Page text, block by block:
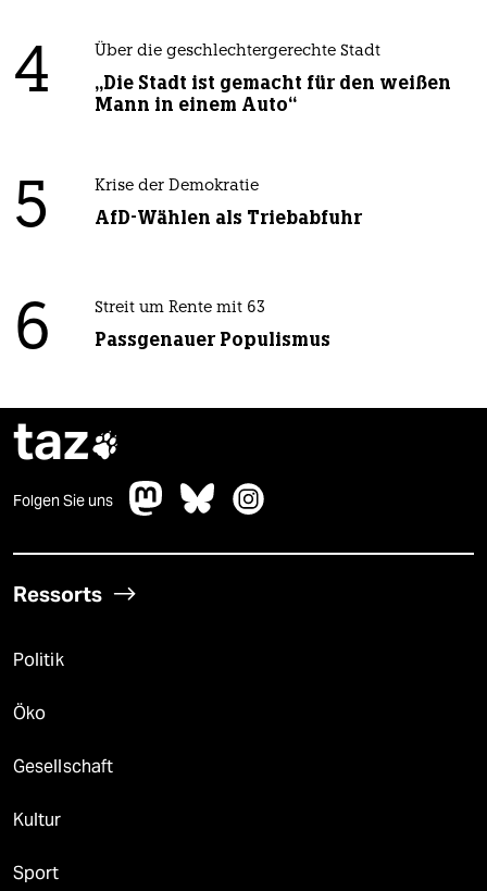
4 Über die geschlechtergerechte Stadt
„Die Stadt ist gemacht für den weißen
Mann in einem Auto“
5 Krise der Demokratie
AfD-Wählen als Triebabfuhr
6 Streit um Rente mit 63
Passgenauer Populismus
taz
Folgen Sie uns
Ressorts
Politik
Öko
Gesellschaft
Kultur
Sport